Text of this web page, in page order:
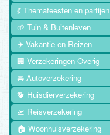
💃 Themafeesten en partijen
🌱 Tuin & Buitenleven
✈️ Vakantie en Reizen
🏢 Verzekeringen Overig
🚘 Autoverzekering
🐕 Huisdierverzekering
🛫 Reisverzekering
🏠 Woonhuisverzekering